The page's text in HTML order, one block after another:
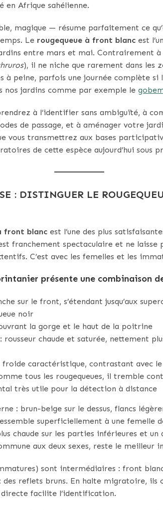
en Afrique sahélienne.
magique — résume parfaitement ce
Le rougequeue à front blanc est
entre mars et mai. Contrairement à
), il ne niche que rarement dans les
à peine, parfois une journée complète
nos jardins comme par exemple le
à l’identifier sans ambiguïté, à
de passage, et à aménager votre
vous transmettrez aux bases
de cette espèce aujourd’hui sous
: DISTINGUER LE
front blanc est l’une des plus
franchement spectaculaire et ne laisse
C’est avec les femelles et les
présente une combinaison
sur le front, s’étendant jusqu’aux
noir
la gorge et le haut de la poitrine
: rousseur chaude et saturée, nettement
caractéristique, contrastant avec le
tous les rougequeues, il tremble
très utile pour la détection à distance
: brun-beige sur le dessus, flancs
superficiellement à une femelle
chaude sur les parties inférieures et un
aux deux sexes, reste le meilleur
sont intermédiaires : front
reflets bruns. En halte migratoire, ils
facilite l’identification.